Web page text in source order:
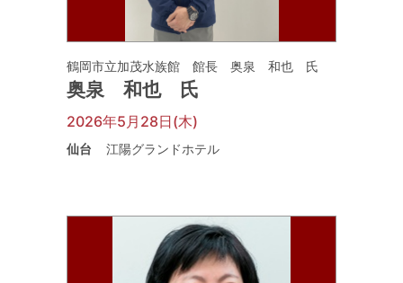
鶴岡市立加茂水族館 館長 奥泉 和也 氏
奥泉 和也 氏
2026年5月28日(木)
仙台 江陽グランドホテル